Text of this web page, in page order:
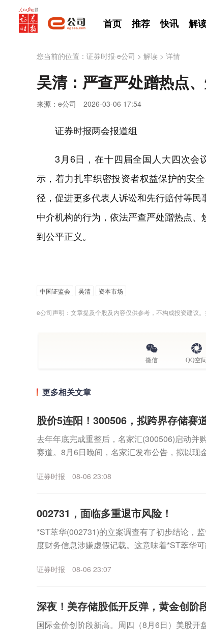
首页 推荐 快讯 解
您当前的位置： 证券时报·e公司 > 解读 > 详情
吴清：严查严处蹭热点
来源：e公司 2026-03-06 17:54
证券时报两会报道组
3月6日，在十四届全国人大四次会
示，着力扎牢织密投资者权益保护的安
径，促进更多代表人诉讼和先行赔付等
中介机构的行为，依法严查严处蹭热点
到公平正义。
中国证监会 吴清 资本市场
e公司声明：文章提及个股及内容仅供参考，不构成投资建议。
微信 QQ空间
更多相关文章
股价5连阳！300506，拟跨界存储赛
去年年底完成重整后，名家汇(300506)启动并
赛道。8月6日晚间，名家汇发布公告，拟以现
证券时报 08-06 23:08
002731，面临多重退市风险！
*ST萃华(002731)的立案调查有了初步结论，
度财务信息涉嫌虚假记载。这意味着*ST萃华
证券时报 08-06 23:07
深夜！美存储股低开反弹，黄金创阶
国际金价创阶段新高。周四（8月6日）美股开